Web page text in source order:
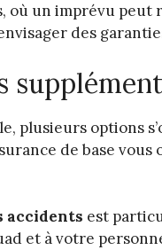
où un imprévu
des
plusieurs options
de base
accidents est
et à votre